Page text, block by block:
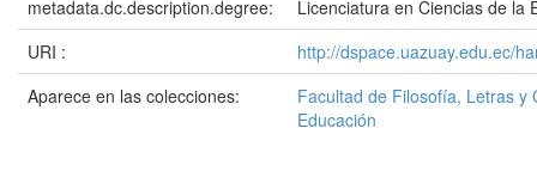
metadata.dc.description.degree:
Licenciatura en Ciencias de la
URI :
http://dspace.uazuay.edu.ec/
Aparece en las colecciones:
Facultad de Filosofía, Letras y
Educación